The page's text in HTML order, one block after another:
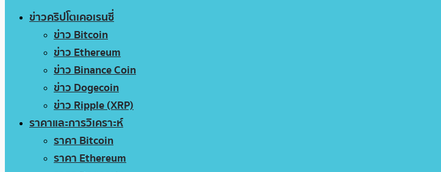
ข่าวคริปโตเคอเรนซี่
ข่าว Bitcoin
ข่าว Ethereum
ข่าว Binance Coin
ข่าว Dogecoin
ข่าว Ripple (XRP)
ราคาและการวิเคราะห์
ราคา Bitcoin
ราคา Ethereum